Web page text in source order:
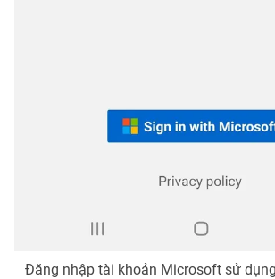
Đăng nhập tài khoản Microsoft sử